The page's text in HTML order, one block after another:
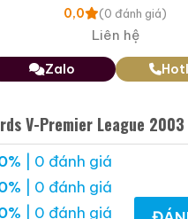
gốm sứ trắng phía sau
luyện và các ngôi
là một nhân chứng
là biểu tượng chú chim
năm liên tiếp vô
0,0 (0 đánh giá)
Liên hệ
Zalo
V-Premier League 2003
| 0 đánh giá
| 0 đánh giá
| 0 đánh giá